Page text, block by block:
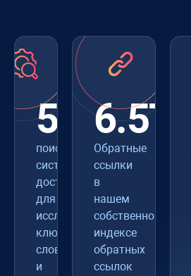
550+
поисковые
системы
доступны
для
исследования
ключевых
слов
и
6.5T
Обратные
ссылки
в
нашем
собственном
индексе
обратных
ссылок